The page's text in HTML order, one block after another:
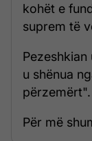
kohët e
suprem të
u shënua
përzemërt".
Për më